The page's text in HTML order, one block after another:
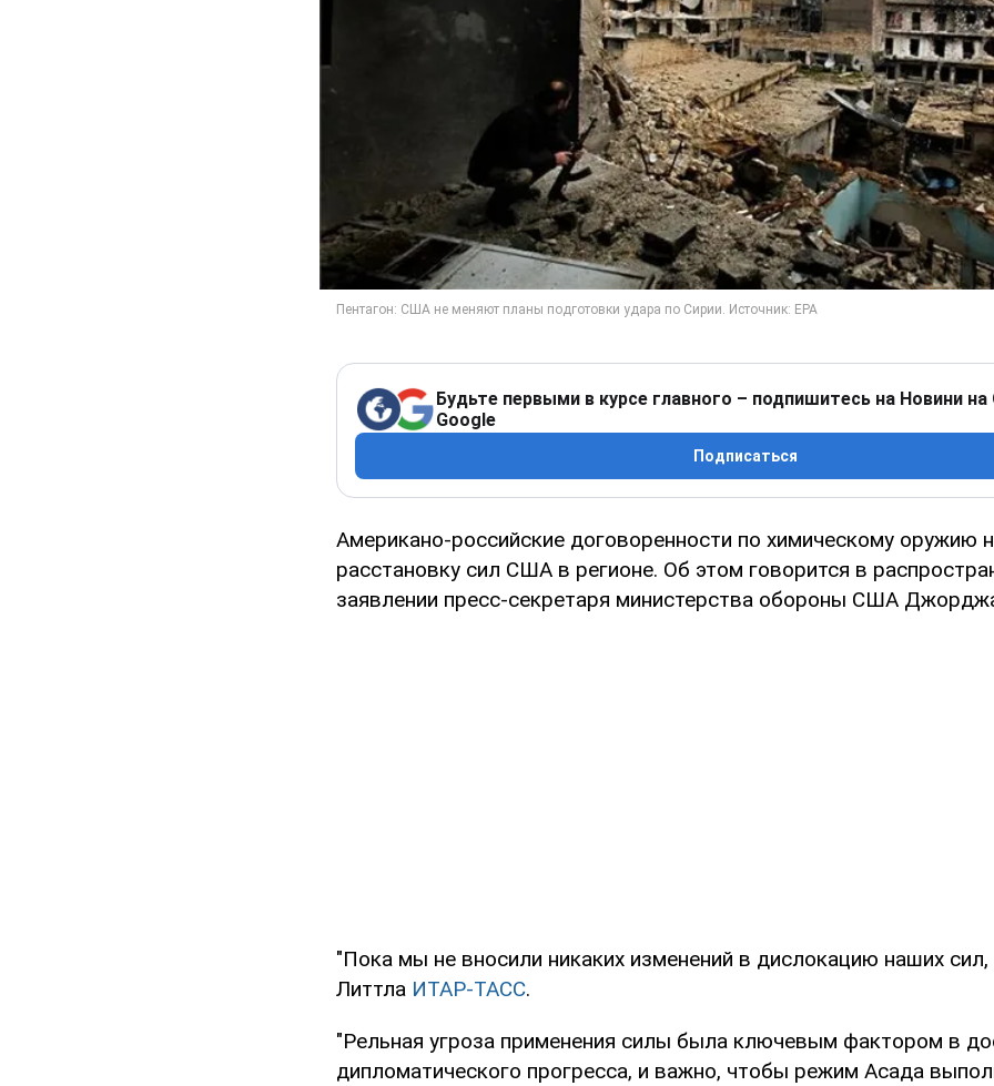
Будьте первыми в курсе главного – подпишитесь на Новини на
Google
Подписаться
Американо-российские договоренности по химическому оружию
расстановку сил США в регионе. Об этом говорится в
заявлении пресс-секретаря министерства обороны США
"Пока мы не вносили никаких изменений в дислокацию наших сил,
Литтла ИТАР-ТАСС.
"Рельная угроза применения силы была ключевым фактором в
дипломатического прогресса, и важно, чтобы режим Асада